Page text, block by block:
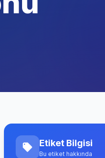
Etiket Bilgisi
Bu etiket hakkında